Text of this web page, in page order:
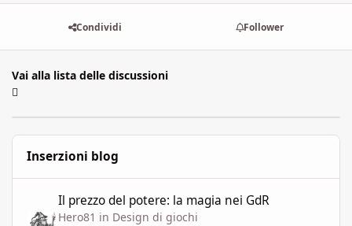
Condividi Follower
Vai alla lista delle discussioni
Inserzioni blog
Il prezzo del potere: la magia nei GdR
Hero81 in Design di giochi